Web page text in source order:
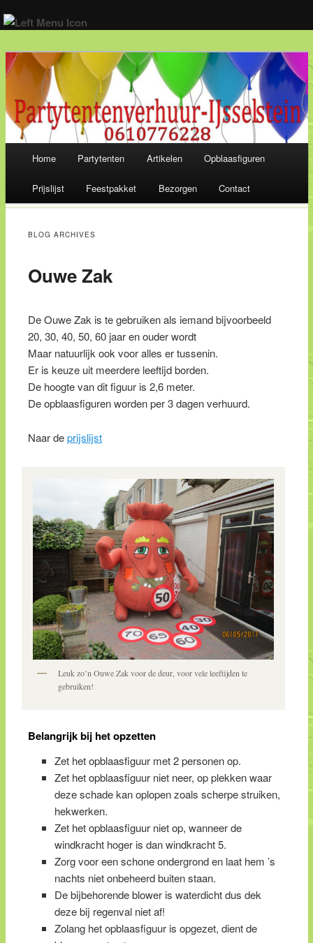
Wij verhuren alles voor een geslaagd feest! 06-10 77 62 28
Skip
to
content
Home Partytenten Artikelen Opblaasfiguren
Prijslijst Feestpakket Bezorgen Contact
BLOG ARCHIVES
Ouwe Zak
De Ouwe Zak is te gebruiken als iemand bijvoorbeeld
20, 30, 40, 50, 60 jaar en ouder wordt
Maar natuurlijk ook voor alles er tussenin.
Er is keuze uit meerdere leeftijd borden.
De hoogte van dit figuur is 2,6 meter.
De opblaasfiguren worden per 3 dagen verhuurd.
Naar deprijslijst
Leuk zo’n Ouwe Zak voor de deur, voor vele leeftijden te
gebruiken!
Belangrijk bij het opzetten
Zet het opblaasfiguur met 2 personen op.
Zet het opblaasfiguur niet neer, op plekken waar
deze schade kan oplopen zoals scherpe struiken,
hekwerken.
Zet het opblaasfiguur niet op, wanneer de
windkracht hoger is dan windkracht 5.
Zorg voor een schone ondergrond en laat hem ’s
nachts niet onbeheerd buiten staan.
De bijbehorende blower is waterdicht dus dek
deze bij regenval niet af!
Zolang het opblaasfiguur is opgezet, dient de